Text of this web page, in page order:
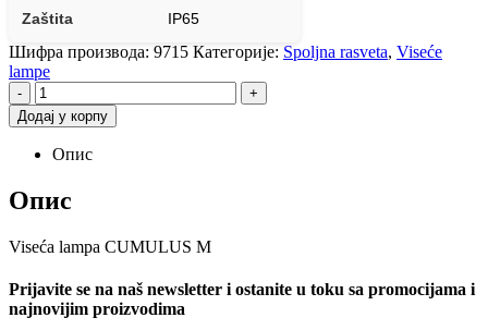
Zaštita IP65
Шифра производа: 9715 Категорије: Spoljna rasveta, Viseće
lampe
-
+
Додај у корпу
Опис
Опис
Viseća lampa CUMULUS M
Prijavite se na naš newsletter i ostanite u toku sa promocijama i
najnovijim proizvodima